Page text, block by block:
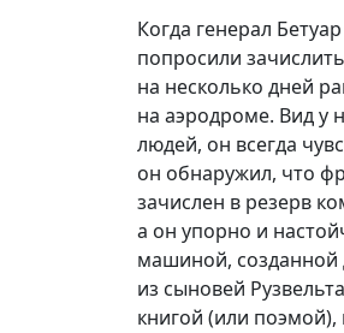
Когда генерал
попросили
на несколько дней
на аэродроме. Вид у
людей, он всегда
он обнаружил, что
зачислен в резерв
а он упорно и
машиной, созданной
из сыновей
книгой (или поэмой),